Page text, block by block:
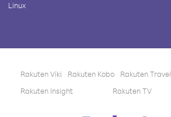
Linux
Rakuten Viki Rakuten Kobo Rakuten Travel
Rakuten Insight
Rakuten TV